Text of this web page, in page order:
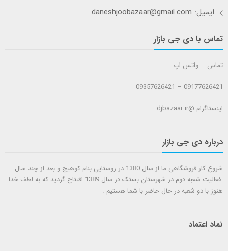
ایمیل: daneshjoobazaar@gmail.com
تماس با دی جی بازار
تماس – واتس اپ
09177626421 – 09357626421
اینستاگرام @djbazaar.ir
درباره دی جی بازار
شروع کار فروشگاهی ما از سال 1380 در روستایی بنام کوهیج و بعد از چند سال
فعالیت شعبه دوم در شهرستان بستک در سال 1389 افتتاح گردید که به لطف خدا
هنوز با دو شعبه در حال حاضر با شما هستيم .
نماد اعتماد